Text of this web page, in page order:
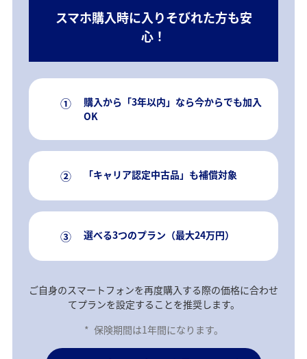
スマホ購入時に入りそびれた方も安
心！
①
購入から「3年以内」なら今からでも加入
OK
② 「キャリア認定中古品」も補償対象
③ 選べる3つのプラン（最大24万円）
ご自身のスマートフォンを再度購入する際の価格に合わせ
てプランを設定することを推奨します。
* 保険期間は1年間になります。